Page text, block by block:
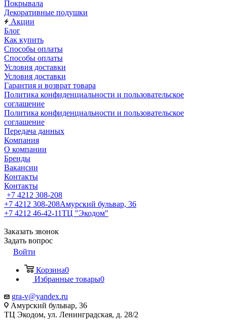
Покрывала
Декоративные подушки
Акции
Блог
Как купить
Способы оплаты
Способы оплаты
Условия доставки
Условия доставки
Гарантия и возврат товара
Политика конфиденциальности и пользовательское
соглашение
Политика конфиденциальности и пользовательское
соглашение
Передача данных
Компания
О компании
Бренды
Вакансии
Контакты
Контакты
+7 4212 308-208
+7 4212 308-208Амурский бульвар, 36
+7 4212 46-42-11ТЦ "Экодом"
Заказать звонок
Задать вопрос
Войти
Корзина0
Избранные товары0
gra-v@yandex.ru
Амурский бульвар, 36
ТЦ Экодом, ул. Ленинградская, д. 28/2